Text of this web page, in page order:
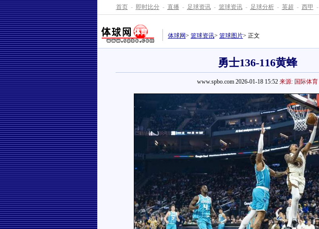
首页 - 即时比分 - 直播 - 足球资讯 - 篮球资讯 - 足球分析 - 英超 - 西甲 -
体球网> 篮球资讯> 篮球图片> 正文
勇士136-116黄蜂
www.spbo.com 2026-01-18 15:52 来源: 国际体育